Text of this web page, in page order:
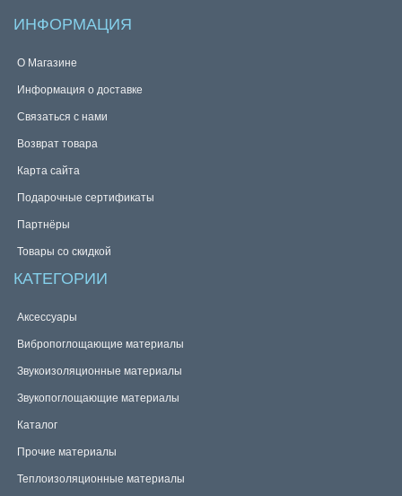
ИНФОРМАЦИЯ
О Магазине
Информация о доставке
Связаться с нами
Возврат товара
Карта сайта
Подарочные сертификаты
Партнёры
Товары со скидкой
КАТЕГОРИИ
Аксессуары
Вибропоглощающие материалы
Звукоизоляционные материалы
Звукопоглощающие материалы
Каталог
Прочие материалы
Теплоизоляционные материалы